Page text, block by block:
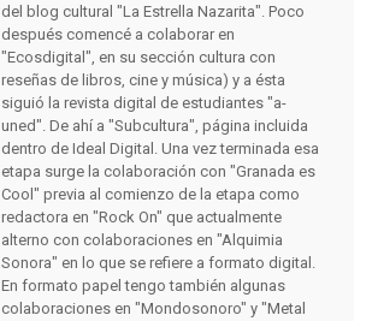
del blog cultural "La Estrella Nazarita". Poco
después comencé a colaborar en
"Ecosdigital", en su sección cultura con
reseñas de libros, cine y música) y a ésta
siguió la revista digital de estudiantes "a-
uned". De ahí a "Subcultura", página incluida
dentro de Ideal Digital. Una vez terminada esa
etapa surge la colaboración con "Granada es
Cool" previa al comienzo de la etapa como
redactora en "Rock On" que actualmente
alterno con colaboraciones en "Alquimia
Sonora" en lo que se refiere a formato digital.
En formato papel tengo también algunas
colaboraciones en "Mondosonoro" y "Metal